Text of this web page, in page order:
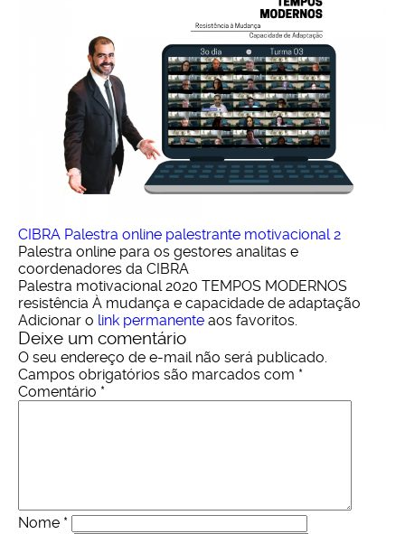
CIBRA Palestra online palestrante motivacional 2
Palestra online para os gestores analitas e
coordenadores da CIBRA
Palestra motivacional 2020 TEMPOS MODERNOS
resistência À mudança e capacidade de adaptação
Adicionar o link permanente aos favoritos.
Deixe um comentário
O seu endereço de e-mail não será publicado.
Campos obrigatórios são marcados com *
Comentário *
Nome *